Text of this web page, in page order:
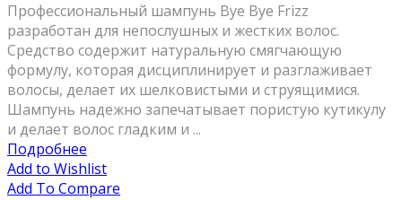
Профессиональный шампунь Bye Bye Frizz
разработан для непослушных и жестких волос.
Средство содержит натуральную смягчающую
формулу, которая дисциплинирует и разглаживает
волосы, делает их шелковистыми и струящимися.
Шампунь надежно запечатывает пористую кутикулу
и делает волос гладким и ...
Подробнее
Add to Wishlist
Add To Compare